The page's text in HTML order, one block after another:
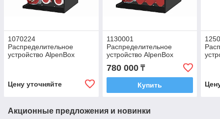
1070224
Распределительное
устройство AlpenBox
Цену уточняйте
1130001
Распределительное
устройство AlpenBox
780 000₸
Купить
Акционные предложения и новинки